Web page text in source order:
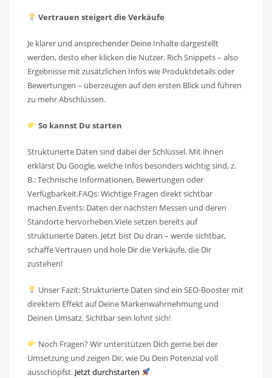
Vertrauen steigert die Verkäufe
Je klarer und ansprechender Deine Inhalte dargestellt
werden, desto eher klicken die Nutzer. Rich Snippets – also
Ergebnisse mit zusätzlichen Infos wie Produktdetails oder
Bewertungen – überzeugen auf den ersten Blick und führen
zu mehr Abschlüssen.
So kannst Du starten
Strukturierte Daten sind dabei der Schlüssel. Mit ihnen
erklärst Du Google, welche Infos besonders wichtig sind, z.
B.: Technische Informationen, Bewertungen oder
Verfügbarkeit.FAQs: Wichtige Fragen direkt sichtbar
machen.Events: Daten der nächsten Messen und deren
Standorte hervorheben.Viele setzen bereits auf
strukturierte Daten. Jetzt bist Du dran – werde sichtbar,
schaffe Vertrauen und hole Dir die Verkäufe, die Dir
zustehen!
Unser Fazit: Strukturierte Daten sind ein SEO-Booster mit
direktem Effekt auf Deine Markenwahrnehmung und
Deinen Umsatz. Sichtbar sein lohnt sich!
Noch Fragen? Wir unterstützen Dich gerne bei der
Umsetzung und zeigen Dir, wie Du Dein Potenzial voll
ausschöpfst. Jetzt durchstarten